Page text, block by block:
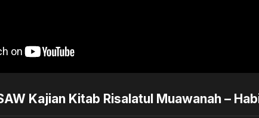
Kajian Kitab Risalatul Muawanah –